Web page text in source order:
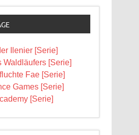
Ilenier [Serie]
Waldläufers [Serie]
Fae [Serie]
Games [Serie]
[Serie]